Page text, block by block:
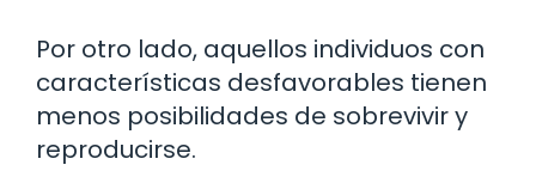
Por otro lado, aquellos individuos con
características desfavorables tienen
menos posibilidades de sobrevivir y
reproducirse.